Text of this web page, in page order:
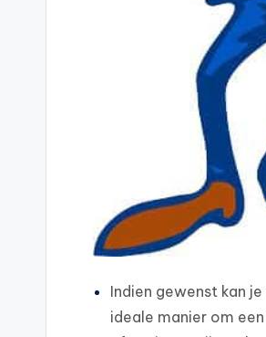
Indien gewenst kan
ideale manier om